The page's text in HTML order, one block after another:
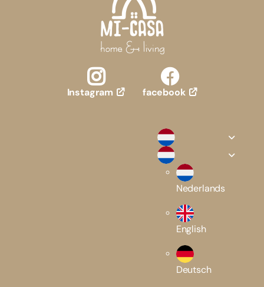
Instagram facebook
Nederlands
English
Deutsch